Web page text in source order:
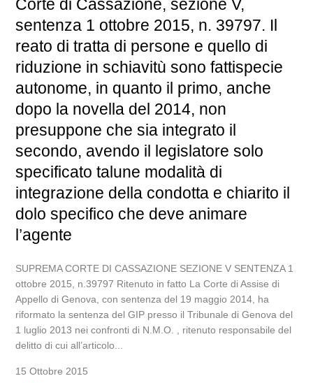
Corte di Cassazione, sezione V,
sentenza 1 ottobre 2015, n. 39797. Il
reato di tratta di persone e quello di
riduzione in schiavitù sono fattispecie
autonome, in quanto il primo, anche
dopo la novella del 2014, non
presuppone che sia integrato il
secondo, avendo il legislatore solo
specificato talune modalità di
integrazione della condotta e chiarito il
dolo specifico che deve animare
l’agente
SUPREMA CORTE DI CASSAZIONE SEZIONE V SENTENZA 1
ottobre 2015, n.39797 Ritenuto in fatto La Corte di Assise di
Appello di Genova, con sentenza del 19 maggio 2014, ha
riformato la sentenza del GIP presso il Tribunale di Genova del
1 luglio 2013 nei confronti di N.M.O. , ritenuto responsabile del
delitto di cui all’articolo...
15 Ottobre 2015